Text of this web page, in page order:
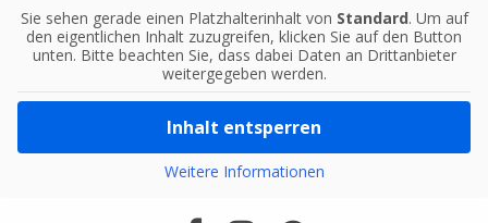
Sie sehen gerade einen Platzhalterinhalt von Standard. Um auf
den eigentlichen Inhalt zuzugreifen, klicken Sie auf den Button
unten. Bitte beachten Sie, dass dabei Daten an Drittanbieter
weitergegeben werden.
Inhalt entsperren
Weitere Informationen